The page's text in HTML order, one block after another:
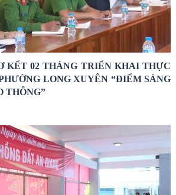
KẾT 02 THÁNG TRIỂN KHAI THỰC
LONG XUYÊN “ĐIỂM SÁNG
THÔNG”